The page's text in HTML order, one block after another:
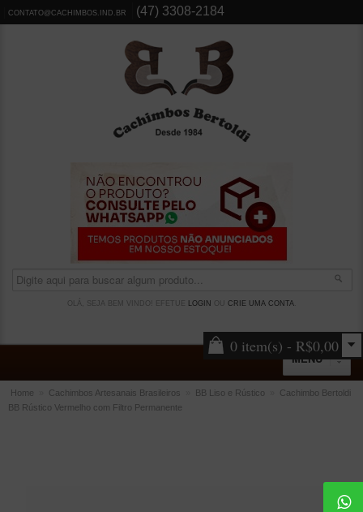
CONTATO@CACHIMBOS.IND.BR (47) 3308-2184
OLÁ, SEJA BEM VINDO! EFETUE LOGIN CRIE UMA CONTA.
0 item(s) - R$0,00
MENU
ACESSÓRIOS
Home Cachimbos Artesanais Brasileiros BB Liso e Rústico
Cachimbo Bertoldi
BB Rústico Vermelho com Filtro Permanente